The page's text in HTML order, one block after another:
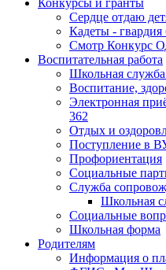
Конкурсы и гранты
Сердце отдаю
Кадеты - гвардия
Смотр Конкурс
Воспитательная работа
Школьная
Воспитание,
Электронная
362
Отдых и
Поступление в
Профориентация
Социальные
Служба
Школьная
Социальные
Школьная форма
Родителям
Информация о